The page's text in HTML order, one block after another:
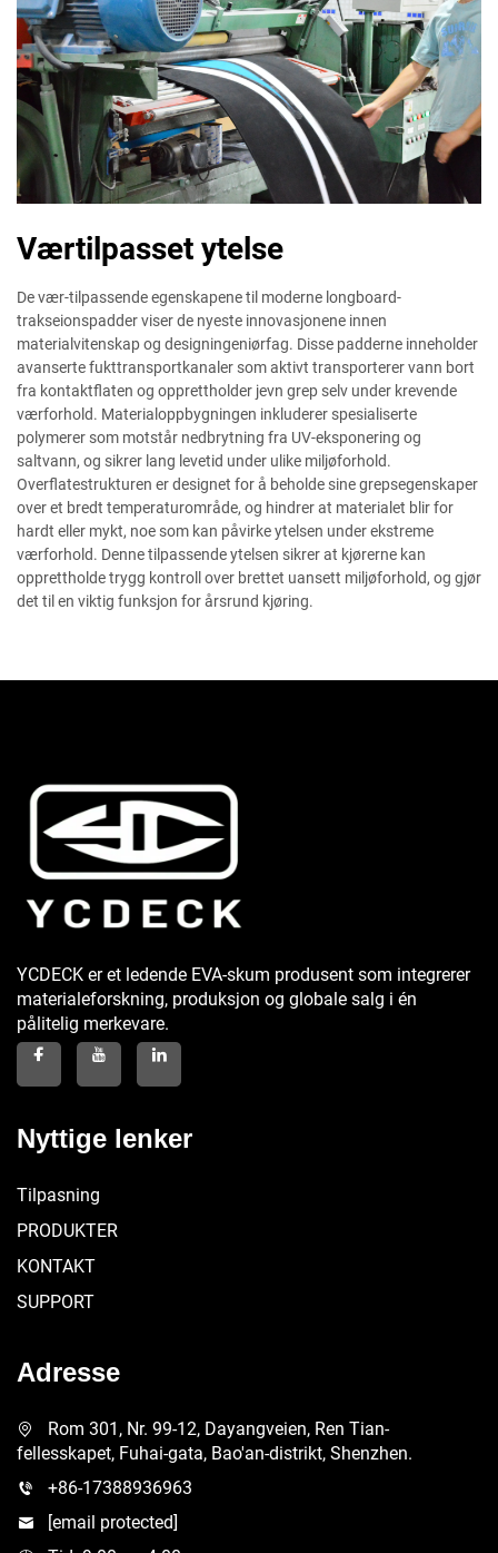
Værtilpasset ytelse
De vær-tilpassende egenskapene til moderne longboard-
trakseionspadder viser de nyeste innovasjonene innen
materialvitenskap og designingeniørfag. Disse padderne inneholder
avanserte fukttransportkanaler som aktivt transporterer vann bort
fra kontaktflaten og opprettholder jevn grep selv under krevende
værforhold. Materialoppbygningen inkluderer spesialiserte
polymerer som motstår nedbrytning fra UV-eksponering og
saltvann, og sikrer lang levetid under ulike miljøforhold.
Overflatestrukturen er designet for å beholde sine grepsegenskaper
over et bredt temperaturområde, og hindrer at materialet blir for
hardt eller mykt, noe som kan påvirke ytelsen under ekstreme
værforhold. Denne tilpassende ytelsen sikrer at kjørerne kan
opprettholde trygg kontroll over brettet uansett miljøforhold, og gjør
det til en viktig funksjon for årsrund kjøring.
YCDECK er et ledende EVA-skum produsent som integrerer
materialeforskning, produksjon og globale salg i én
pålitelig merkevare.
Nyttige lenker
Tilpasning
PRODUKTER
KONTAKT
SUPPORT
Adresse
Rom 301, Nr. 99-12, Dayangveien, Ren Tian-
fellesskapet, Fuhai-gata, Bao'an-distrikt, Shenzhen.
+86-17388936963
[email protected]